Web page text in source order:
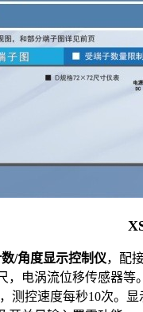
/角度显示控制仪，配
，电涡流位移传感器等。
测控速度每秒10次。显